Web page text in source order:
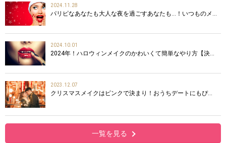
2024.11.28
パリピなあなたも大人な夜を過ごすあなたも…！いつものメ…
2024.10.01
2024年！ハロウィンメイクのかわいくて簡単なやり方【決…
2023.12.07
クリスマスメイクはピンクで決まり！おうちデートにもぴ…
一覧を見る